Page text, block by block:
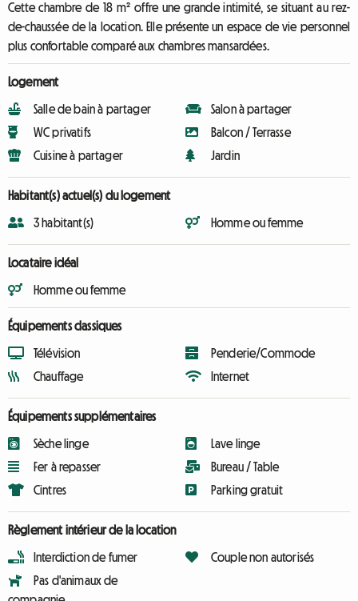
Cette chambre de 18 m² offre une grande intimité, se situant au rez-
de-chaussée de la location. Elle présente un espace de vie personnel
plus confortable comparé aux chambres mansardées.
Logement
Salle de bain à partager
WC privatifs
Cuisine à partager
Salon à partager
Balcon / Terrasse
Jardin
Habitant(s) actuel(s) du logement
3 habitant(s) Homme ou femme
Locataire idéal
Homme ou femme
Équipements classiques
Télévision
Chauffage
Penderie/Commode
Internet
Équipements supplémentaires
Sèche linge
Fer à repasser
Cintres
Lave linge
Bureau / Table
Parking gratuit
Règlement intérieur de la location
Interdiction de fumer
Pas d'animaux de
Couple non autorisés